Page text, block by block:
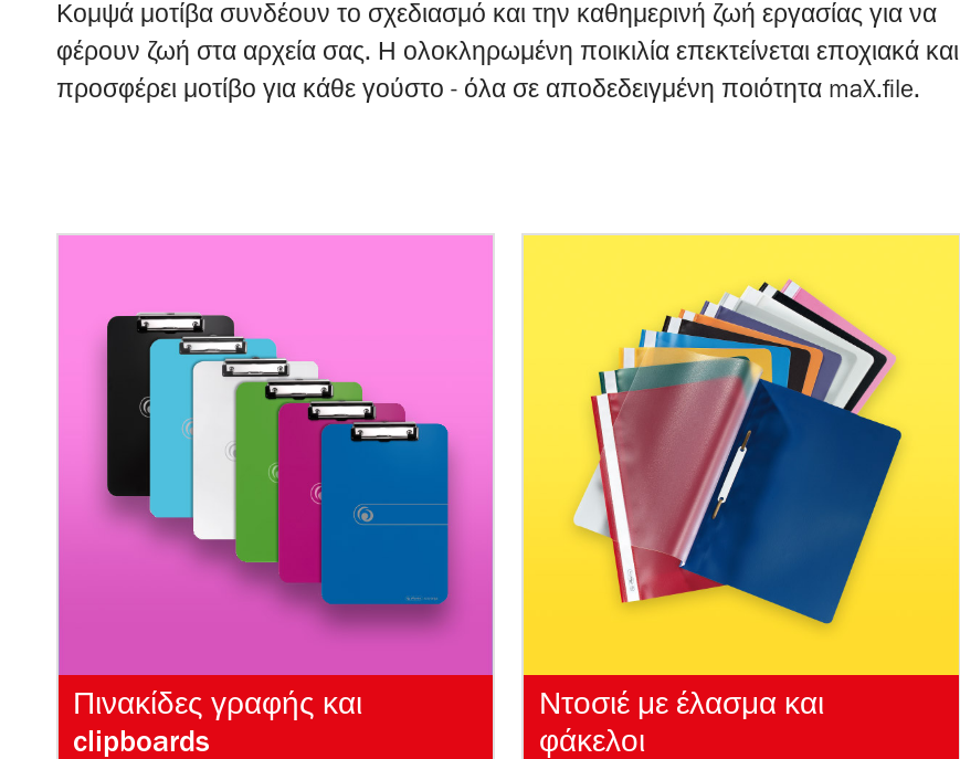
Κομψά μοτίβα συνδέουν το σχεδιασμό και την καθημερινή ζωή εργασίας για να
φέρουν ζωή στα αρχεία σας. Η ολοκληρωμένη ποικιλία επεκτείνεται εποχιακά και
προσφέρει μοτίβο για κάθε γούστο - όλα σε αποδεδειγμένη ποιότητα maX.file.
Πινακίδες γραφής και
clipboards
Ντοσιέ με έλασμα και
φάκελοι